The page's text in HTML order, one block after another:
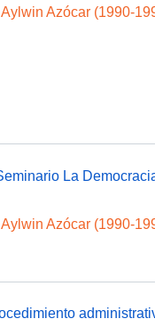
Azócar (1990-
Azócar (1990-